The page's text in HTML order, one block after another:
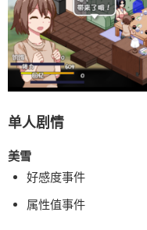
单人剧情
美雪
好感度事件
属性值事件